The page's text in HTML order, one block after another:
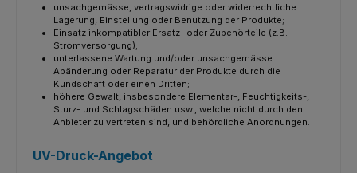
unsachgemässe, vertragswidrige oder widerrechtliche
Lagerung, Einstellung oder Benutzung der Produkte;
Einsatz inkompatibler Ersatz- oder Zubehörteile (z.B.
Stromversorgung);
unterlassene Wartung und/oder unsachgemässe
Abänderung oder Reparatur der Produkte durch die
Kundschaft oder einen Dritten;
höhere Gewalt, insbesondere Elementar-, Feuchtigkeits-,
Sturz- und Schlagschäden usw., welche nicht durch den
Anbieter zu vertreten sind, und behördliche Anordnungen.
UV-Druck-Angebot